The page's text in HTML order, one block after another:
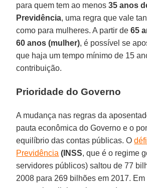
para quem tem ao menos35 anos
Previdência, uma regra que vale
como para mulheres. A partir de65
60 anos (mulher), é possível se
que haja um tempo mínimo de 15
contribuição.
Prioridade do Governo
A mudança nas regras da
pauta econômica do Governo e o
equilíbrio das contas públicas. O
Previdência (INSS, que é o regime
servidores públicos) saltou de 77
2008 para 269 bilhões em 2017.